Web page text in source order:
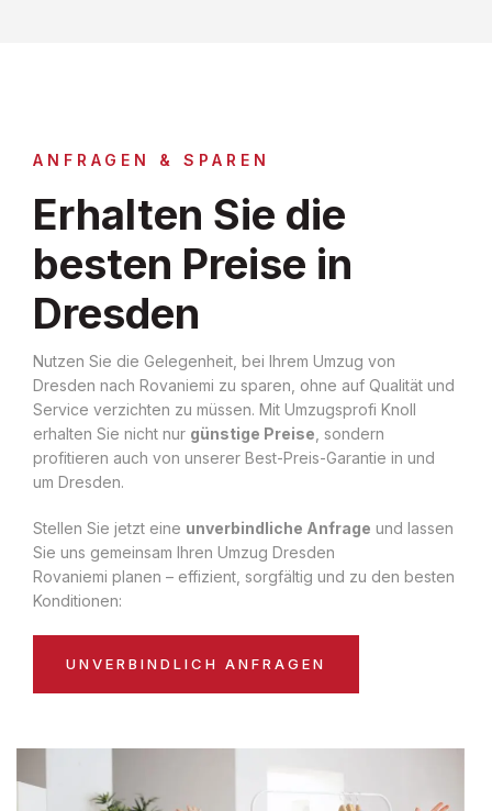
ANFRAGEN & SPAREN
Erhalten Sie die
besten Preise in
Dresden
Nutzen Sie die Gelegenheit, bei Ihrem Umzug von
Dresden nach Rovaniemi zu sparen, ohne auf Qualität und
Service verzichten zu müssen. Mit Umzugsprofi Knoll
erhalten Sie nicht nur günstige Preise , sondern
profitieren auch von unserer Best-Preis-Garantie in und
um Dresden.
Stellen Sie jetzt eine unverbindliche Anfrage und lassen
Sie uns gemeinsam Ihren Umzug Dresden
Rovaniemi planen – effizient, sorgfältig und zu den besten
Konditionen:
UNVERBINDLICH ANFRAGEN